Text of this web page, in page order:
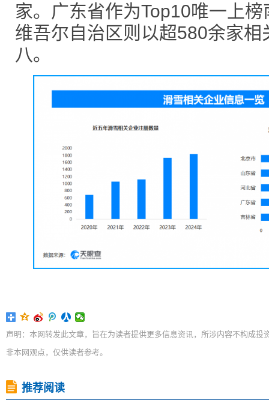
家。广东省作为Top10唯一上
维吾尔自治区则以超580余家
八。
声明：本网转发此文章，旨在为读者提供更多信息资讯，所涉内容不构成
非本网观点，仅供读者参考。
推荐阅读